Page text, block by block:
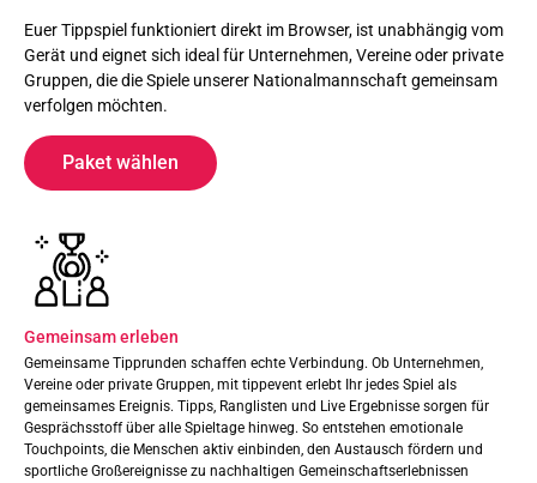
Euer Tippspiel funktioniert direkt im Browser, ist unabhängig vom
Gerät und eignet sich ideal für Unternehmen, Vereine oder private
Gruppen, die die Spiele unserer Nationalmannschaft gemeinsam
verfolgen möchten.
Paket wählen
Gemeinsam erleben
Gemeinsame Tipprunden schaffen echte Verbindung. Ob Unternehmen,
Vereine oder private Gruppen, mit tippevent erlebt Ihr jedes Spiel als
gemeinsames Ereignis. Tipps, Ranglisten und Live Ergebnisse sorgen für
Gesprächsstoff über alle Spieltage hinweg. So entstehen emotionale
Touchpoints, die Menschen aktiv einbinden, den Austausch fördern und
sportliche Großereignisse zu nachhaltigen Gemeinschaftserlebnissen